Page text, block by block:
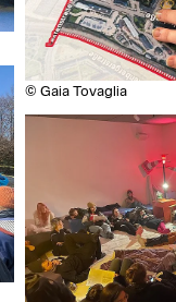
© Gaia Tovaglia